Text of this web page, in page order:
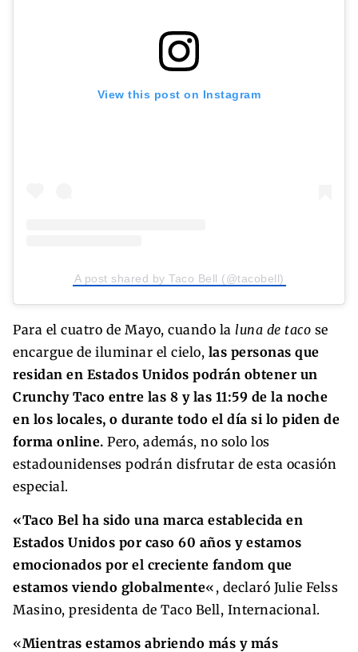
View this post on Instagram
A post shared by Taco Bell (@tacobell)
Para el cuatro de Mayo, cuando la luna de taco se
encargue de iluminar el cielo, las personas que
residan en Estados Unidos podrán obtener un
Crunchy Taco entre las 8 y las 11:59 de la noche
en los locales, o durante todo el día si lo piden de
forma online. Pero, además, no solo los
estadounidenses podrán disfrutar de esta ocasión
especial.
«Taco Bel ha sido una marca establecida en
Estados Unidos por caso 60 años y estamos
emocionados por el creciente fandom que
estamos viendo globalmente«, declaró Julie Felss
Masino, presidenta de Taco Bell, Internacional.
«Mientras estamos abriendo más y más